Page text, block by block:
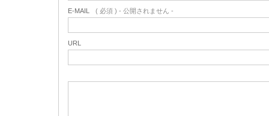
E-MAIL ( 必須 ) - 公開されません -
URL